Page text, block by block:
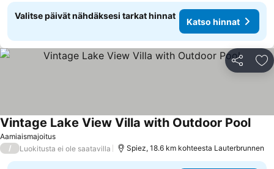
Valitse päivät nähdäksesi tarkat hinnat
Katso hinnat
Jaa
Aamiaismajoitus
Vintage Lake View Villa with Outdoor Pool
/ Luokitusta ei ole saatavilla Spiez, 18.6 km kohteesta Lauterbrunnen